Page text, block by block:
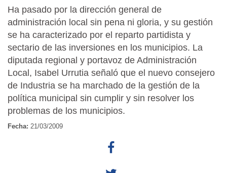
Ha pasado por la dirección general de
administración local sin pena ni gloria, y su gestión
se ha caracterizado por el reparto partidista y
sectario de las inversiones en los municipios. La
diputada regional y portavoz de Administración
Local, Isabel Urrutia señaló que el nuevo consejero
de Industria se ha marchado de la gestión de la
política municipal sin cumplir y sin resolver los
problemas de los municipios.
Fecha: 21/03/2009